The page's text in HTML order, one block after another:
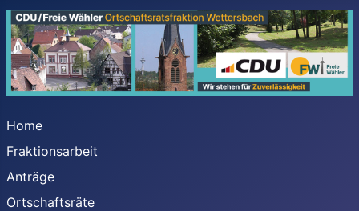
Home
Fraktionsarbeit
Anträge
Ortschaftsräte